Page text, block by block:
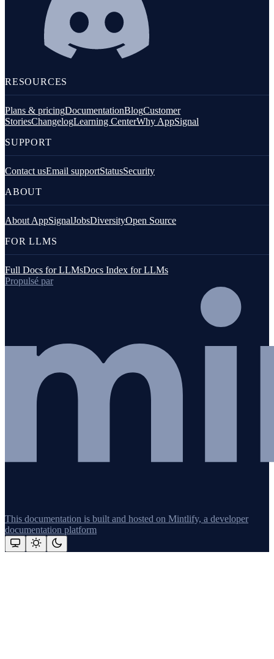
RESOURCES
Plans & pricingDocumentationBlogCustomer
StoriesChangelogLearning CenterWhy AppSignal
SUPPORT
Contact usEmail supportStatusSecurity
ABOUT
About AppSignalJobsDiversityOpen Source
FOR LLMS
Full Docs for LLMsDocs Index for LLMs
Propulsé par
This documentation is built and hosted on Mintlify, a developer
documentation platform